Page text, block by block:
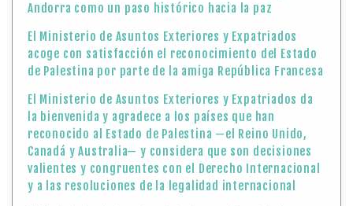
Andorra como un paso histórico hacia la paz
El Ministerio de Asuntos Exteriores y Expatriados
acoge con satisfacción el reconocimiento del Estado
de Palestina por parte de la amiga República Francesa
El Ministerio de Asuntos Exteriores y Expatriados da
la bienvenida y agradece a los países que han
reconocido al Estado de Palestina —el Reino Unido,
Canadá y Australia— y considera que son decisiones
valientes y congruentes con el Derecho Internacional
y a las resoluciones de la legalidad internacional